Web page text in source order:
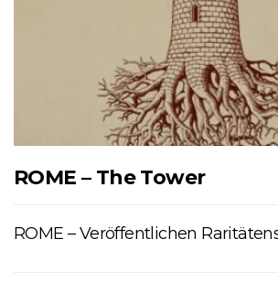
ROME – The Tower
ROME – Veröffentlichen